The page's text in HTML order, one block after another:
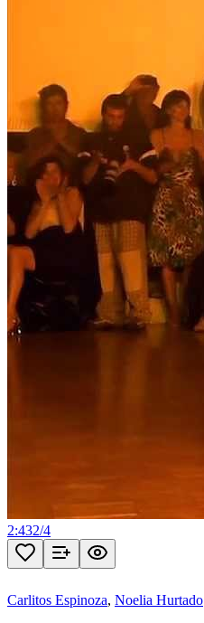
2:432/4
Carlitos Espinoza, Noelia Hurtado